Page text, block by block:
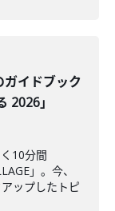
イドブック
2026」
10分間
」。今、
ップしたトピ